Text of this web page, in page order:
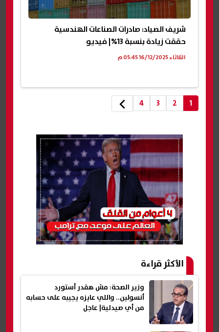
شريف الصياد: صادرات الصناعات الهندسية
حققت زيادة بنسبة 13%| فيديو
الثلاثاء 16/12/2025 05:45 م
1
2
3
4
الأكثر قراءة
وزير الصحة: مش هقدر أستورد
أنسولين.. واللي عايزه يجيبه على حسابه
من أي صيدلية| عاجل